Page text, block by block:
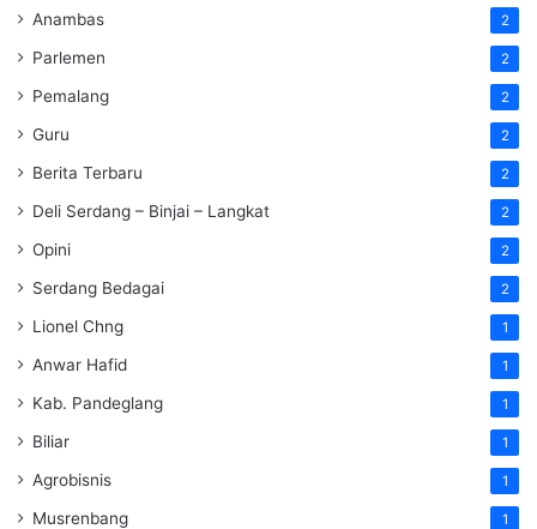
Anambas 2
Parlemen 2
Pemalang 2
Guru 2
Berita Terbaru 2
Deli Serdang – Binjai – Langkat 2
Opini 2
Serdang Bedagai 2
Lionel Chng 1
Anwar Hafid 1
Kab. Pandeglang 1
Biliar 1
Agrobisnis 1
Musrenbang 1